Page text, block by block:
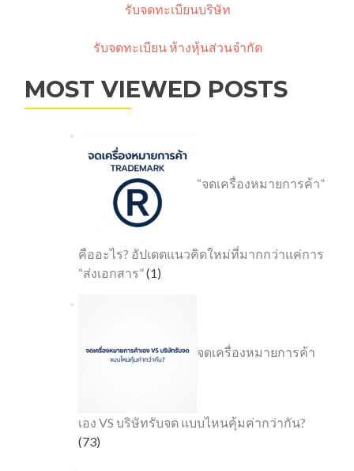
รับจดทะเบียนบริษัท
รับจดทะเบียน ห้างหุ้นส่วนจำกัด
MOST VIEWED POSTS
“จดเครื่องหมายการค้า”
คืออะไร? อัปเดตแนวคิดใหม่ที่มากกว่าแค่การ
“ส่งเอกสาร”(1)
จดเครื่องหมายการค้า
เอง VS บริษัทรับจด แบบไหนคุ้มค่ากว่ากัน?
(73)